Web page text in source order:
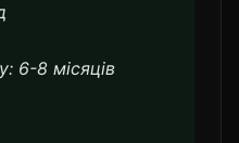
6-8 місяців